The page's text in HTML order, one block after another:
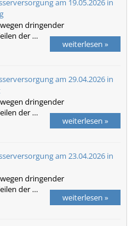
dringender
der …
weiterlesen »
am 29.04.2026 in
dringender
der …
weiterlesen »
am 23.04.2026 in
dringender
der …
weiterlesen »